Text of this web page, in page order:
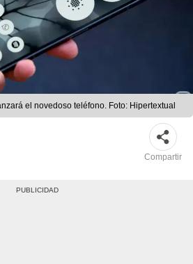
el novedoso teléfono. Foto: Hipertextual
Compartir